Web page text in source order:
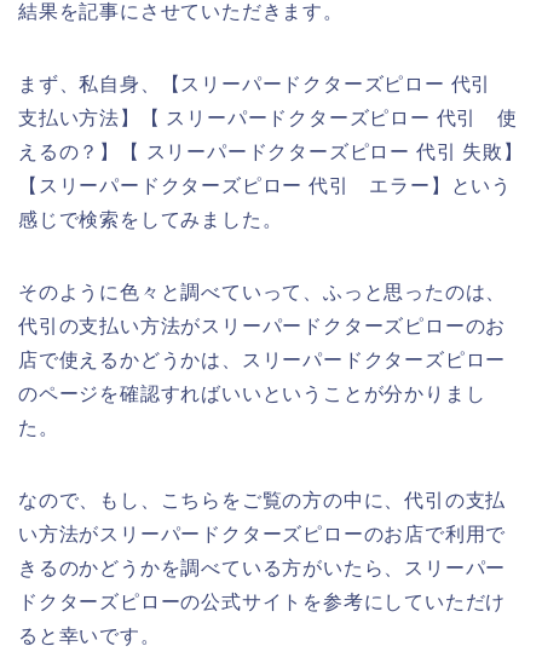
結果を記事にさせていただきます。
まず、私自身、【スリーパードクターズピロー 代引
支払い方法】【 スリーパードクターズピロー 代引 使
えるの？】【 スリーパードクターズピロー 代引 失敗】
【スリーパードクターズピロー 代引 エラー】という
感じで検索をしてみました。
そのように色々と調べていって、ふっと思ったのは、
代引の支払い方法がスリーパードクターズピローのお
店で使えるかどうかは、スリーパードクターズピロー
のページを確認すればいいということが分かりまし
た。
なので、もし、こちらをご覧の方の中に、代引の支払
い方法がスリーパードクターズピローのお店で利用で
きるのかどうかを調べている方がいたら、スリーパー
ドクターズピローの公式サイトを参考にしていただけ
ると幸いです。